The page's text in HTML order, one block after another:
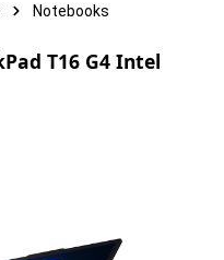
Notebooks
T16 G4 Intel